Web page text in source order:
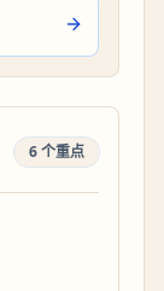
6 个重点